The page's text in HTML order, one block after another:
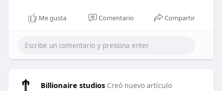
Me gusta Comentario Compartir
Billionaire studios Creó nuevo artículo